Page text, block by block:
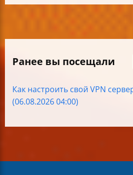
Ранее вы посещали
Как настроить свой VPN
(06.08.2026 04:00)